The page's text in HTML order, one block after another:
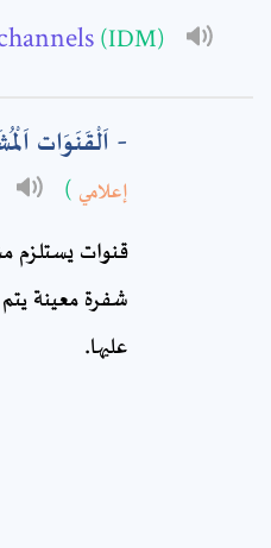
(IDM)
اَلْقَنَوَات
إعلامي )
قنوات يستلزم
شفرة معينة
عليها.